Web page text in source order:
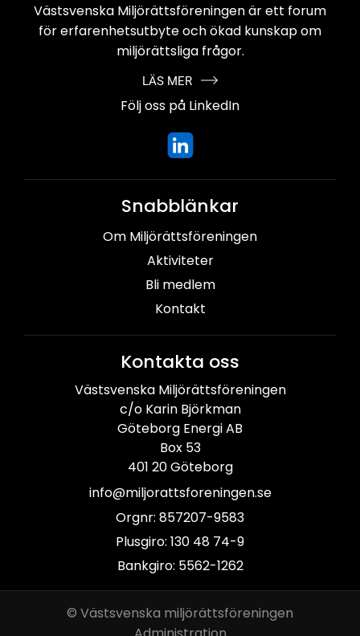
Västsvenska Miljörättsföreningen ärett forum
för erfarenhetsutbyte ochökad kunskap om
miljörättsliga frågor.
LÄS MER
Följ oss på LinkedIn
Snabblänkar
Om Miljörättsföreningen
Aktiviteter
Bli medlem
Kontakt
Kontakta oss
Västsvenska Miljörättsföreningen
c/o Karin Björkman
Göteborg Energi AB
Box 53
401 20 Göteborg
info@miljorattsforeningen.se
Orgnr: 857207-9583
Plusgiro: 130 48 74-9
Bankgiro: 5562-1262
© Västsvenska miljörättsföreningen